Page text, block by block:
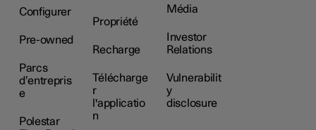
Configurer
Pre-owned
Parcs
d’entrepris
e
Polestar
Propriété
Recharge
Télécharge
r
l'applicatio
n
Média
Investor
Relations
Vulnerabilit
y
disclosure